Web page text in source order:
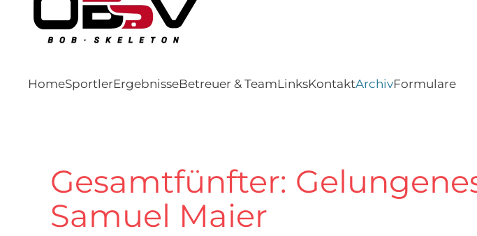
HomeSportlerErgebnisseBetreuer & TeamLinksKontaktArchivFormulare
Gesamtfünfter:
Samuel Maier